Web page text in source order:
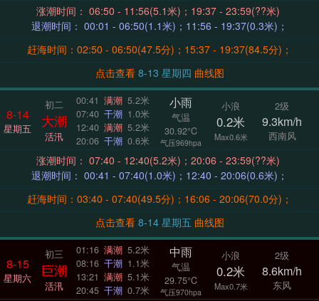
涨潮时间： 06:50 - 11:56(5.1米)；19:37 - 23:59(??米)
退潮时间： 00:01 - 06:50(1.1米)；11:56 - 19:37(0.3米)；
赶海时间：02:50 - 06:50(47.5分)；15:37 - 19:37(84.5分)；
点击查看
8-13 星期四 曲线图
8-14
星期五
初二
大潮
活汛
00:41 满潮 5.2米
07:40 干潮 1.0米
12:40 满潮 5.2米
20:06 干潮 0.6米
小雨
气温
30.92°C
气压969hpa
小浪
0.2米
Max0.6米
2级
9.3km/h
西南风
涨潮时间： 07:40 - 12:40(5.2米)；20:06 - 23:59(??米)
退潮时间： 00:41 - 07:40(1.0米)；12:40 - 20:06(0.6米)；
赶海时间：03:40 - 07:40(49.5分)；16:06 - 20:06(70.0分)；
点击查看
8-14 星期五 曲线图
8-15
星期六
初三
巨潮
活汛
01:16 满潮 5.2米
08:16 干潮 1.1米
13:21 满潮 5.1米
20:45 干潮 0.7米
中雨
气温
29.75°C
气压970hpa
小浪
0.2米
Max0.7米
2级
8.6km/h
东风